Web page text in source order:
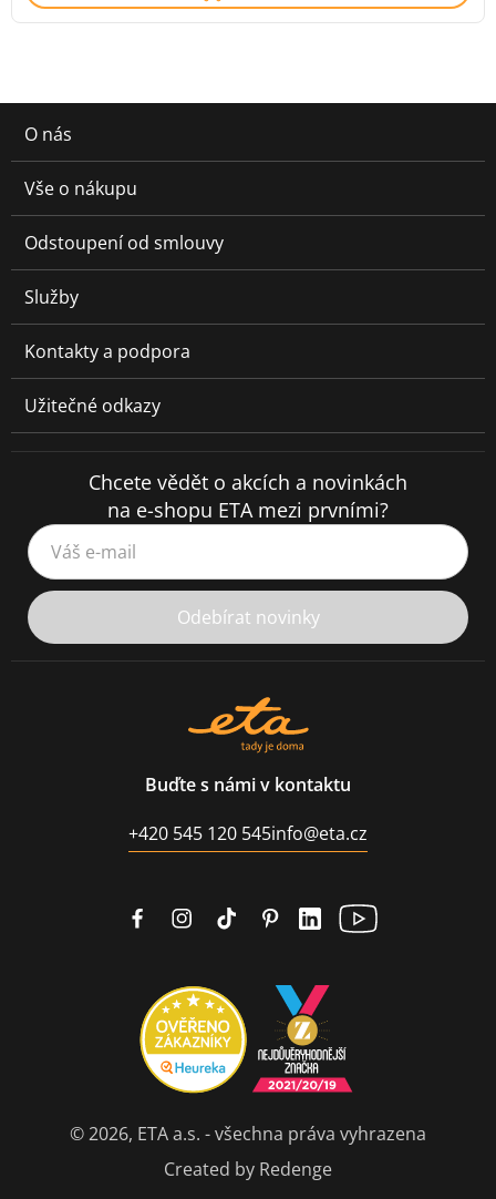
O nás
Vše o nákupu
Odstoupení od smlouvy
Služby
Kontakty a podpora
Užitečné odkazy
Chcete vědět o akcích a novinkách
na e-shopu ETA mezi prvními?
Váš e-mail
Odebírat novinky
Buďte s námi v kontaktu
+420 545 120 545info@eta.cz
© 2026, ETA a.s. - všechna práva vyhrazena
Created by Redenge